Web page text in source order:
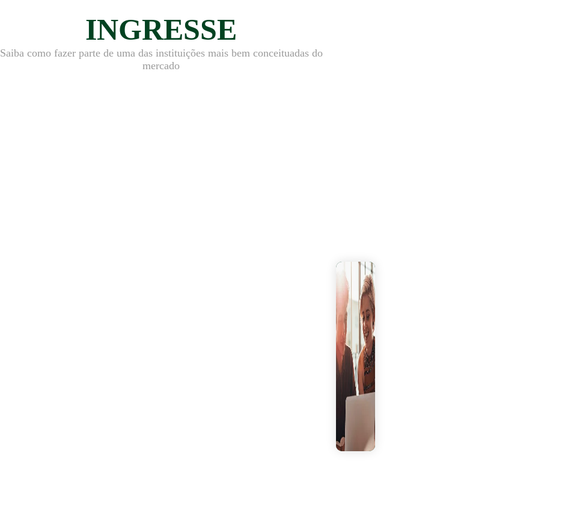
INGRESSE
Saiba como fazer parte de uma das instituições mais bem conceituadas do
mercado
Vestibular